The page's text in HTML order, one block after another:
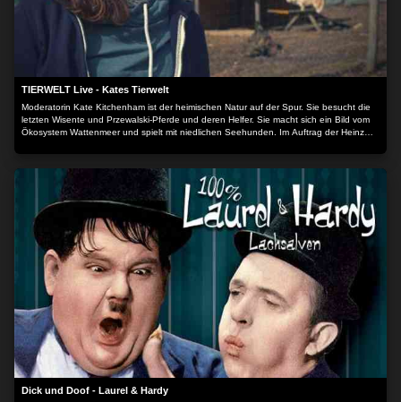
TIERWELT Live - Kates Tierwelt
Moderatorin Kate Kitchenham ist der heimischen Natur auf der Spur. Sie besucht die
letzten Wisente und Przewalski-Pferde und deren Helfer. Sie macht sich ein Bild vom
Ökosystem Wattenmeer und spielt mit niedlichen Seehunden. Im Auftrag der Heinz
Heimat - und derer, die sie schützen.
Dick und Doof - Laurel & Hardy